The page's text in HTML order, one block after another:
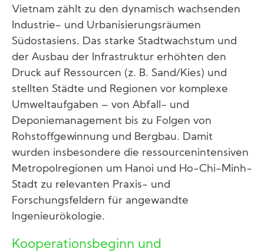
Vietnam zählt zu den dynamisch wachsenden
Industrie- und Urbanisierungsräumen
Südostasiens. Das starke Stadtwachstum und
der Ausbau der Infrastruktur erhöhten den
Druck auf Ressourcen (z. B. Sand/Kies) und
stellten Städte und Regionen vor komplexe
Umweltaufgaben – von Abfall- und
Deponiemanagement bis zu Folgen von
Rohstoffgewinnung und Bergbau. Damit
wurden insbesondere die ressourcenintensiven
Metropolregionen um Hanoi und Ho-Chi-Minh-
Stadt zu relevanten Praxis- und
Forschungsfeldern für angewandte
Ingenieurökologie.
Kooperationsbeginn und